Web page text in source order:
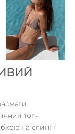
топ-
на спині і